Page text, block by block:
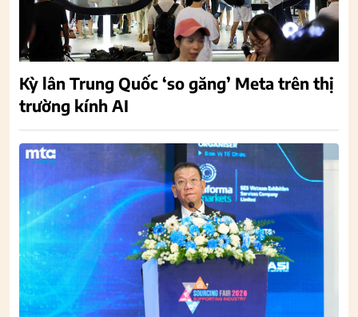
Kỳ lân Trung Quốc ‘so găng’ Meta trên thị
trường kính AI